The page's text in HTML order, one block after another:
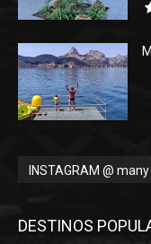
INSTAGRAM @
DESTINOS